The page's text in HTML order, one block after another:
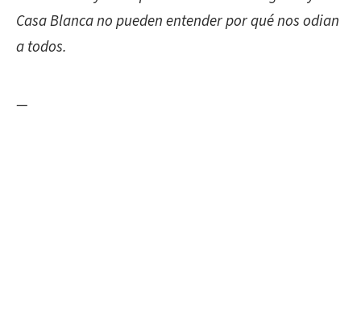
Casa Blanca no pueden entender por qué nos odian
a todos.
—